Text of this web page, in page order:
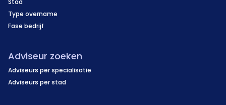
Stad
Type overname
Fase bedrijf
Adviseur zoeken
Adviseurs per specialisatie
Adviseurs per stad